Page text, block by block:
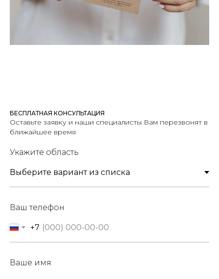
БЕСПЛАТНАЯ КОНСУЛЬТАЦИЯ
Оставьте заявку и наши специалисты Вам перезвонят в
ближайшее время
Укажите область
Ваш телефон
+7
Ваше имя